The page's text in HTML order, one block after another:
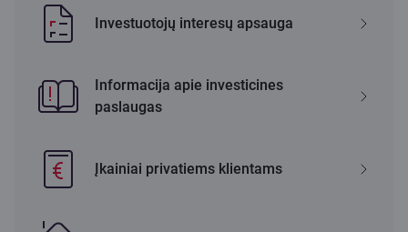
Investuotojų interesų apsauga
Informacija apie investicines
paslaugas
Įkainiai privatiems klientams